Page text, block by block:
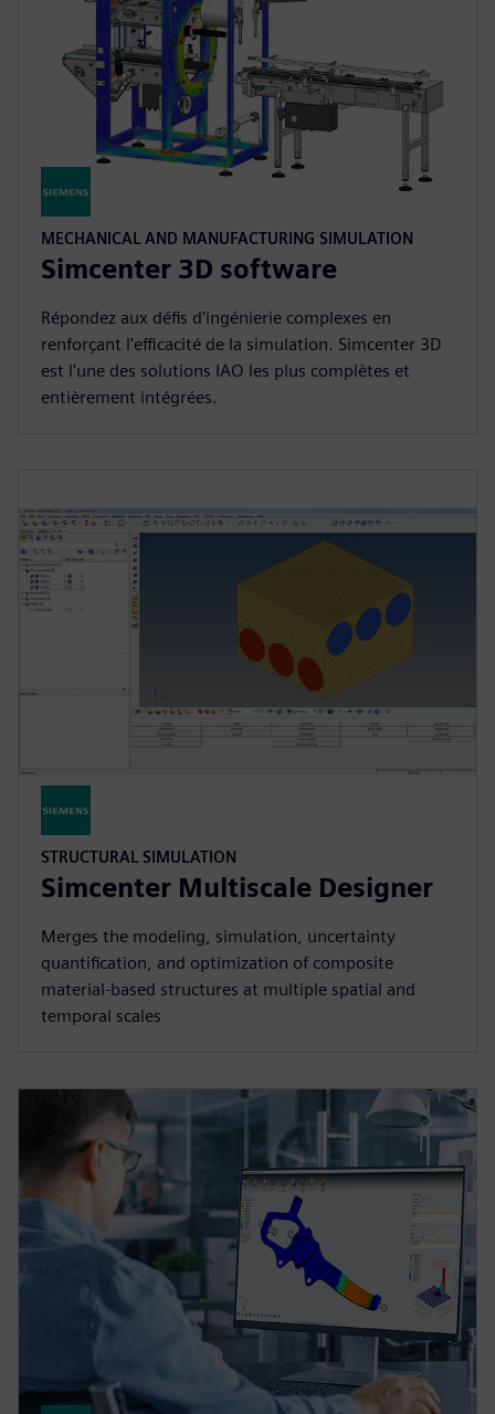
MECHANICAL AND MANUFACTURING SIMULATION
Simcenter 3D software
Répondez aux défis d'ingénierie complexes en
renforçant l'efficacité de la simulation. Simcenter 3D
est l'une des solutions IAO les plus complètes et
entièrement intégrées.
STRUCTURAL SIMULATION
Simcenter Multiscale Designer
Merges the modeling, simulation, uncertainty
quantification, and optimization of composite
material-based structures at multiple spatial and
temporal scales